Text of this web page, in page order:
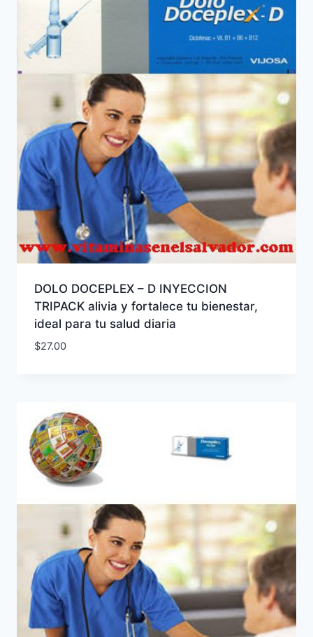
DOLO DOCEPLEX – D INYECCION
TRIPACK alivia y fortalece tu bienestar,
ideal para tu salud diaria
$27.00